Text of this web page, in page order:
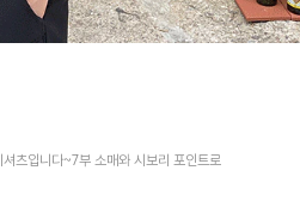
츠입니다~7부 소매와 시보리 포인트로